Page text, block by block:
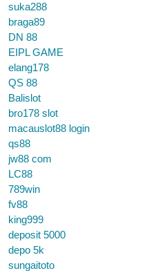
suka288
braga89
DN 88
EIPL GAME
elang178
QS 88
Balislot
bro178 slot
macauslot88 login
qs88
jw88 com
LC88
789win
fv88
king999
deposit 5000
depo 5k
sungaitoto